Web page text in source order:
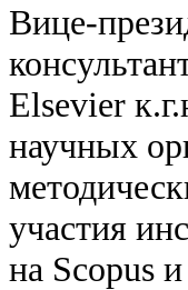
Вице-
Elsevier
научных
участия
на Scopus